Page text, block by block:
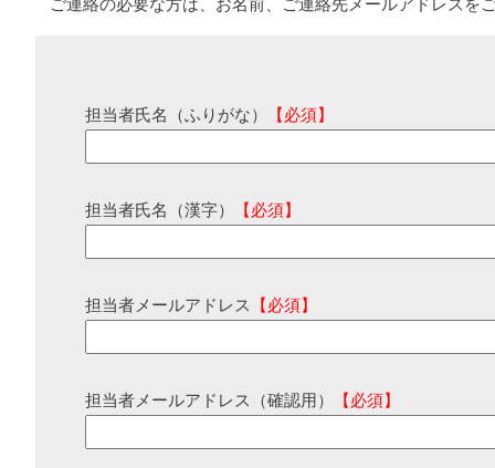
ご連絡の必要な方は、お名前、ご連絡先メールアドレスを
担当者氏名（ふりがな） 【必須】
担当者氏名（漢字） 【必須】
担当者メールアドレス 【必須】
担当者メールアドレス（確認用） 【必須】